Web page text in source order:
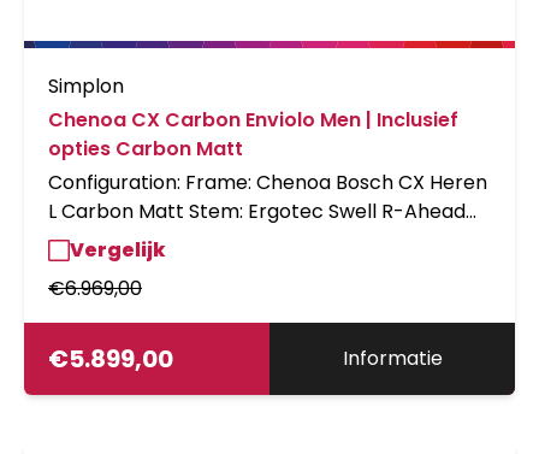
Simplon
Chenoa CX Carbon Enviolo Men | Inclusief
opties Carbon Matt
Configuration: Frame: Chenoa Bosch CX Heren
L Carbon Matt Stem: Ergotec Swell R-Ahead
Vorbau Fork: Rock Shox PARAGON Gold Disc
1.5", 65mm Spacers: 40mm Spacer Stemcover
Acros Shiftcomponents: Env.
HD;Mechanisch;Riemen;CHP-BES3 Brakes:
MT4;PM6;PM7;180/180;CL/6H;EN Display: BES3
Vergelijk
€6.969,00
€5.899,00 Informatie